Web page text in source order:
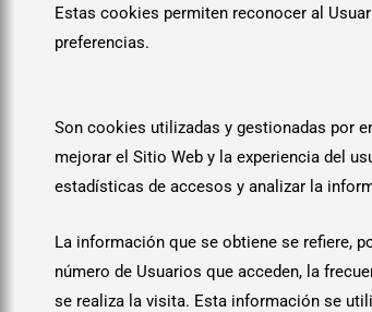
Estas cookies permiten reconocer al
preferencias.
Son cookies utilizadas y gestionadas por
mejorar el Sitio Web y la experiencia del
estadísticas de accesos y analizar la
La información que se obtiene se refiere,
número de Usuarios que acceden, la
se realiza la visita. Esta información se